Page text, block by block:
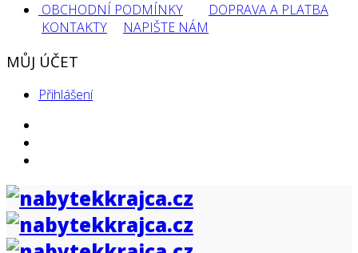
OBCHODNÍ PODMÍNKY
DOPRAVA A PLATBA
KONTAKTY
NAPIŠTE NÁM
MŮJ ÚČET
Přihlášení